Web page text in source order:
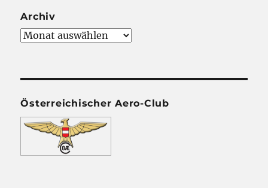
Archiv
Archiv
Österreichischer Aero-Club